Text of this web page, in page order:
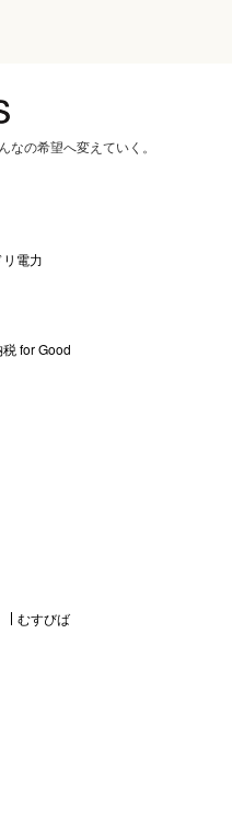
なの希望へ変えていく。
電力
for Good
むすびば